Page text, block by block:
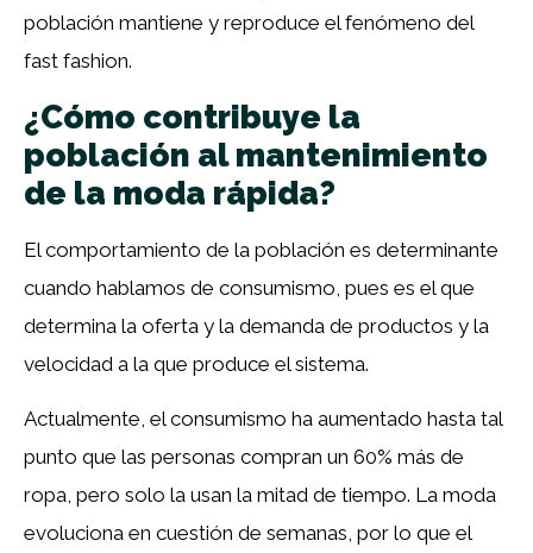
población mantiene y reproduce el fenómeno del
fast fashion.
¿Cómo contribuye la
población al mantenimiento
de la moda rápida?
El comportamiento de la población es determinante
cuando hablamos de consumismo, pues es el que
determina la oferta y la demanda de productos y la
velocidad a la que produce el sistema.
Actualmente, el consumismo ha aumentado hasta tal
punto que las personas compran un 60% más de
ropa, pero solo la usan la mitad de tiempo. La moda
evoluciona en cuestión de semanas, por lo que el